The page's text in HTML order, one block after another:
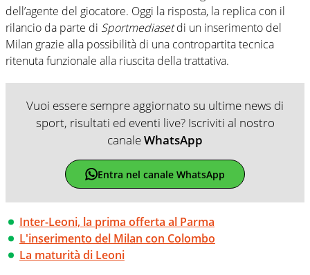
dell’agente del giocatore. Oggi la risposta, la replica con il
rilancio da parte di Sportmediasetdi un inserimento del
Milan grazie alla possibilità di una contropartita tecnica
ritenuta funzionale alla riuscita della trattativa.
Vuoi essere sempre aggiornato su ultime news di
sport, risultati ed eventi live? Iscriviti al nostro
canaleWhatsApp
Entra nel canale WhatsApp
Inter-Leoni, la prima offerta al Parma
L'inserimento del Milan con Colombo
La maturità di Leoni